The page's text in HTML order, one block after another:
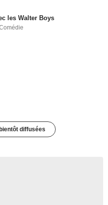
les Walter Boys
diffusées